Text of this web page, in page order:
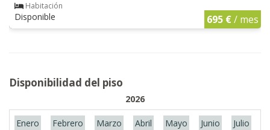
Habitación
Disponible 695 €/ mes
Disponibilidad del piso
2026
Enero Febrero Marzo Abril Mayo Junio Julio